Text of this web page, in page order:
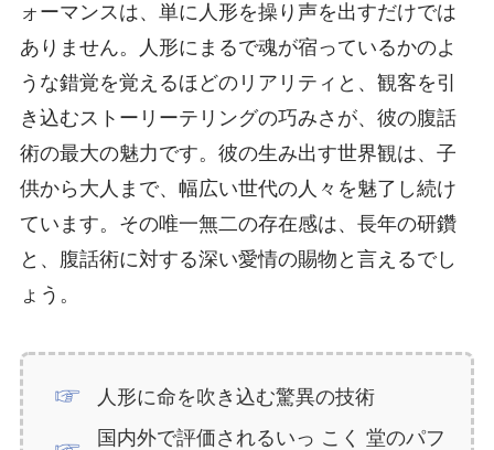
ォーマンスは、単に人形を操り声を出すだけでは
ありません。人形にまるで魂が宿っているかのよ
うな錯覚を覚えるほどのリアリティと、観客を引
き込むストーリーテリングの巧みさが、彼の腹話
術の最大の魅力です。彼の生み出す世界観は、子
供から大人まで、幅広い世代の人々を魅了し続け
ています。その唯一無二の存在感は、長年の研鑽
と、腹話術に対する深い愛情の賜物と言えるでし
ょう。
人形に命を吹き込む驚異の技術
国内外で評価されるいっ こく 堂のパフ